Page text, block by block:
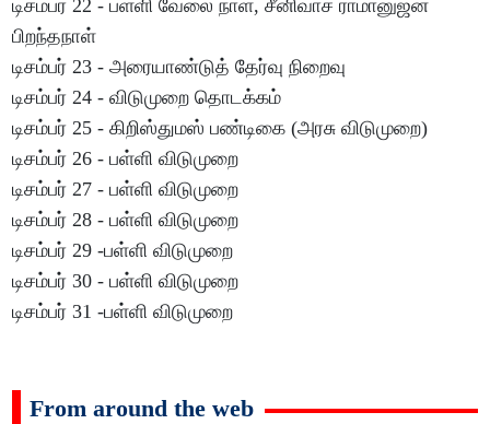
டிசம்பர் 22 - பள்ளி வேலை நாள், சீனிவாச ராமானுஜன்
பிறந்தநாள்
டிசம்பர் 23 - அரையாண்டுத் தேர்வு நிறைவு
டிசம்பர் 24 - விடுமுறை தொடக்கம்
டிசம்பர் 25 - கிறிஸ்துமஸ் பண்டிகை (அரசு விடுமுறை)
டிசம்பர் 26 - பள்ளி விடுமுறை
டிசம்பர் 27 - பள்ளி விடுமுறை
டிசம்பர் 28 - பள்ளி விடுமுறை
டிசம்பர் 29 -பள்ளி விடுமுறை
டிசம்பர் 30 - பள்ளி விடுமுறை
டிசம்பர் 31 -பள்ளி விடுமுறை
From around the web